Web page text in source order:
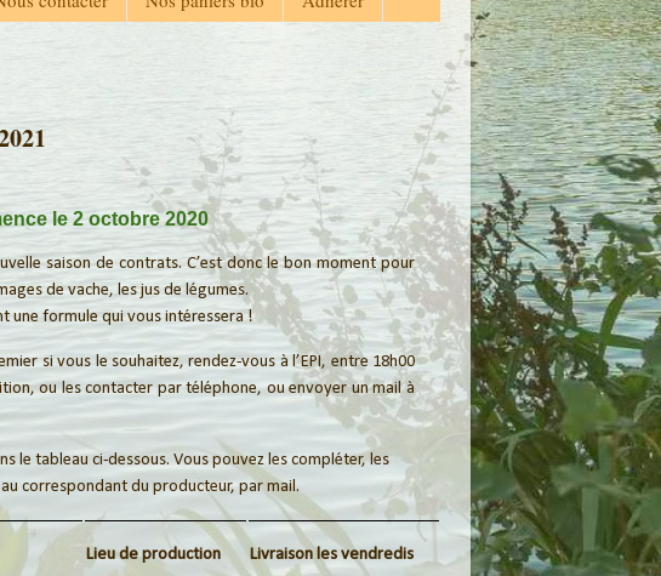
le 2 octobre 2020
saison de contrats. C’est donc le bon moment pour
de vache, les jus de légumes.
une formule qui vous intéressera !
si vous le souhaitez, rendez-vous à l’EPI, entre 18h00
ou les contacter par téléphone, ou envoyer un mail à
le tableau ci-dessous. Vous pouvez les compléter, les
correspondant du producteur, par mail.
Lieu de production Livraison les vendredis